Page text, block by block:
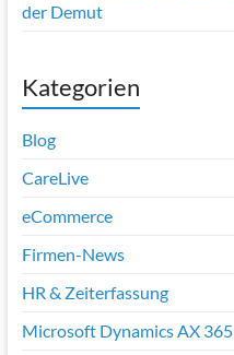
der Demut
Kategorien
Blog
CareLive
eCommerce
Firmen-News
HR & Zeiterfassung
Microsoft Dynamics AX 365